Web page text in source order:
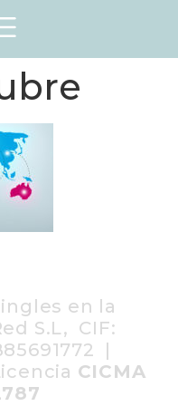
en la
S.L, CIF:
|
CICMA